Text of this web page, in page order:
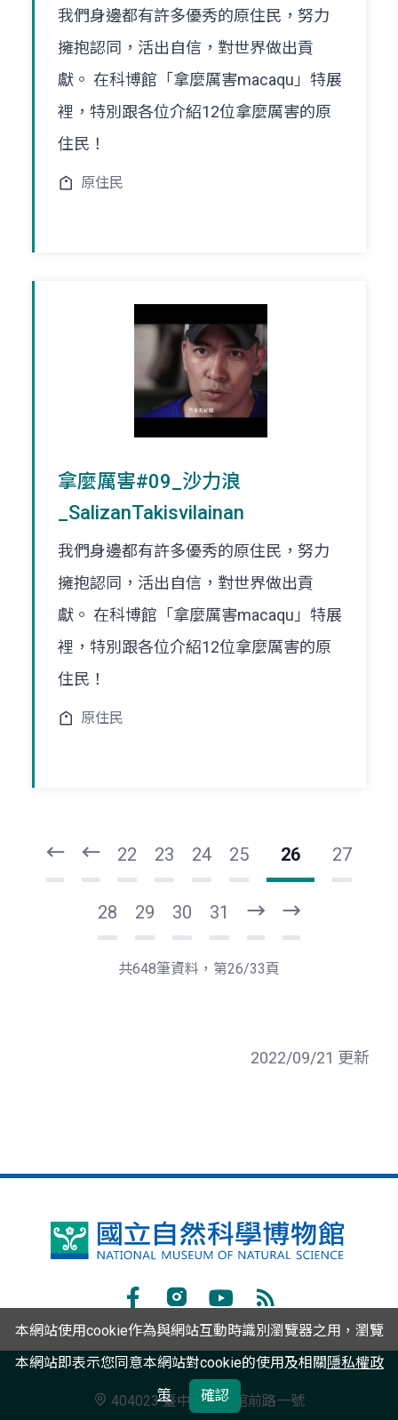
我們身邊都有許多優秀的原住民，努力
擁抱認同，活出自信，對世界做出貢
獻。 在科博館「拿麼厲害macaqu」特展
裡，特別跟各位介紹12位拿麼厲害的原
住民！
原住民
拿麼厲害#09_沙力浪
_SalizanTakisvilainan
我們身邊都有許多優秀的原住民，努力
擁抱認同，活出自信，對世界做出貢
獻。 在科博館「拿麼厲害macaqu」特展
裡，特別跟各位介紹12位拿麼厲害的原
住民！
原住民
22 23 24 25 26 27
28 29 30 31
一
頁
後
共648筆資料，第26/33頁
2022/09/21 更新
國
然
科
Facebook
Instagram
Youtube
RSS
訂
閱
404023 臺中市北區館前路一號
本網站使用cookie作為與網站互動時識別瀏覽器之用，瀏覽
本網站即表示您同意本網站對cookie的使用及相關隱私權政
策
確認